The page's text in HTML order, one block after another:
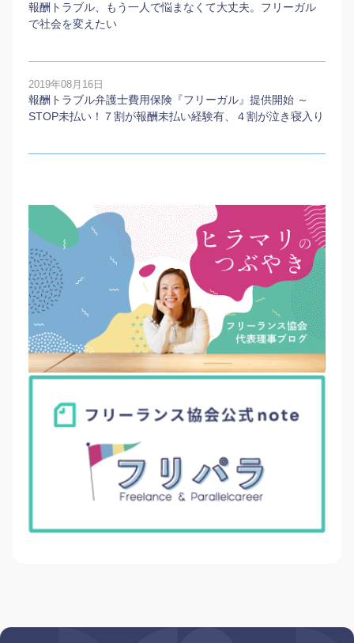
報酬トラブル、もう一人で悩まなくて大丈夫。フリーガル
で社会を変えたい
2019年08月16日
報酬トラブル弁護士費用保険『フリーガル』提供開始 ～
STOP未払い！７割が報酬未払い経験有、４割が泣き寝入り